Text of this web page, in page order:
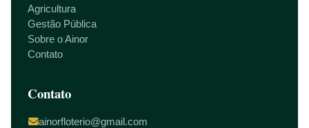
Agricultura
Gestão Pública
Sobre o Ainor
Contato
Contato
ainorfloterio@gmail.com